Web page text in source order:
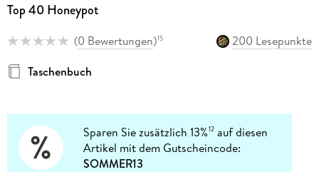
Top 40 Honeypot
(0 Bewertungen)15
200 Lesepunkte
Taschenbuch
Sparen Sie zusätzlich 13%12 auf diesen
Artikel mit dem Gutscheincode:
SOMMER13